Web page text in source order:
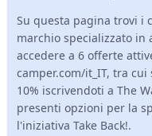
Su questa pagina trovi i
marchio specializzato in
accedere a 6 offerte
camper.com/it_IT, tra
10% iscrivendoti a The
presenti opzioni per la
l'iniziativa Take Back!.